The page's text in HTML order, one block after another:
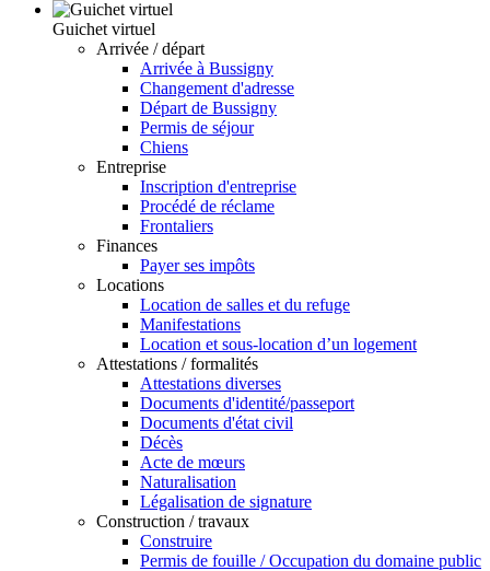
Guichet virtuel
Arrivée / départ
Arrivée à Bussigny
Changement d'adresse
Départ de Bussigny
Permis de séjour
Chiens
Entreprise
Inscription d'entreprise
Procédé de réclame
Frontaliers
Finances
Payer ses impôts
Locations
Location de salles et du refuge
Manifestations
Location et sous-location d’un logement
Attestations / formalités
Attestations diverses
Documents d'identité/passeport
Documents d'état civil
Décès
Acte de mœurs
Naturalisation
Légalisation de signature
Construction / travaux
Construire
Permis de fouille / Occupation du domaine public